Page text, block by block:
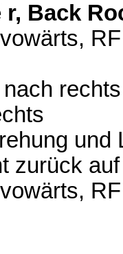
Back
und
zurück